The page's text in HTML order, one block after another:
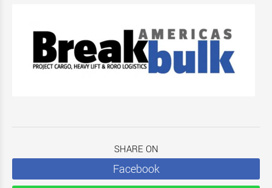
SHARE ON
Facebook